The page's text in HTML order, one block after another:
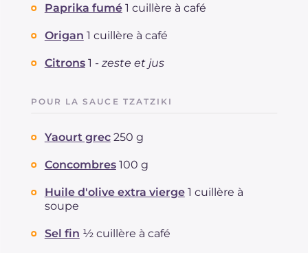
Paprika fumé 1 cuillère à café
Origan 1 cuillère à café
Citrons 1 - zeste et jus
POUR LA SAUCE TZATZIKI
Yaourt grec 250 g
Concombres 100 g
Huile d'olive extra vierge 1 cuillère à
soupe
Sel fin ½ cuillère à café